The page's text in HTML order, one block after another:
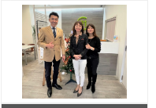
様 中古マンションご成約）